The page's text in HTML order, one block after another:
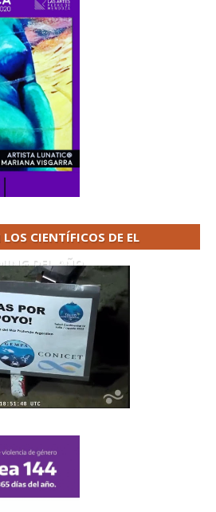
CIENTÍFICOS DE EL
DEL AÑO